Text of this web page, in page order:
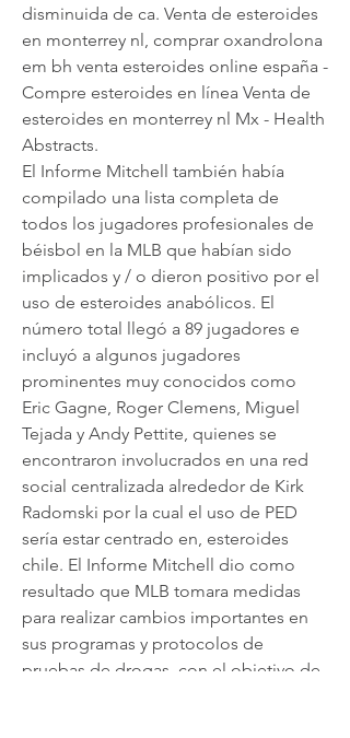
disminuida de ca. Venta de esteroides
en monterrey nl, comprar oxandrolona
em bh venta esteroides online españa -
Compre esteroides en línea Venta de
esteroides en monterrey nl Mx - Health
Abstracts.
El Informe Mitchell también había
compilado una lista completa de
todos los jugadores profesionales de
béisbol en la MLB que habían sido
implicados y / o dieron positivo por el
uso de esteroides anabólicos. El
número total llegó a 89 jugadores e
incluyó a algunos jugadores
prominentes muy conocidos como
Eric Gagne, Roger Clemens, Miguel
Tejada y Andy Pettite, quienes se
encontraron involucrados en una red
social centralizada alrededor de Kirk
Radomski por la cual el uso de PED
sería estar centrado en, esteroides
chile. El Informe Mitchell dio como
resultado que MLB tomara medidas
para realizar cambios importantes en
sus programas y protocolos de
pruebas de drogas, con el objetivo de